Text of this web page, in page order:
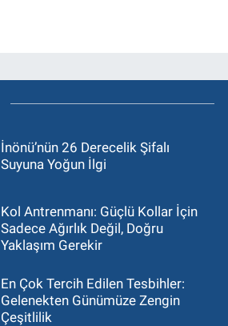
İnönü’nün 26 Derecelik Şifalı
Suyuna Yoğun İlgi
Kol Antrenmanı: Güçlü Kollar İçin
Sadece Ağırlık Değil, Doğru
Yaklaşım Gerekir
En Çok Tercih Edilen Tesbihler:
Gelenekten Günümüze Zengin
Çeşitlilik